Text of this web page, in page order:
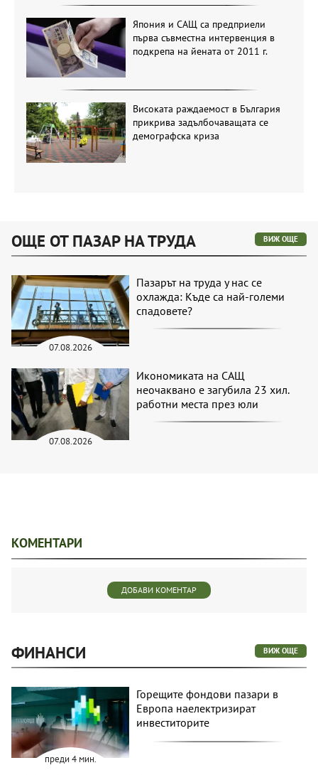
Япония и САЩ са предприели
първа съвместна интервенция в
подкрепа на йената от 2011 г.
Високата раждаемост в България
прикрива задълбочаващата се
демографска криза
ОЩЕ ОТ ПАЗАР НА ТРУДА ВИЖ ОЩЕ
07.08.2026
Пазарът на труда у нас се
охлажда: Къде са най-големи
спадовете?
07.08.2026
Икономиката на САЩ
неочаквано е загубила 23 хил.
работни места през юли
КОМЕНТАРИ
ДОБАВИ КОМЕНТАР
ФИНАНСИ ВИЖ ОЩЕ
преди 4 мин.
Горещите фондови пазари в
Европа наелектризират
инвеститорите